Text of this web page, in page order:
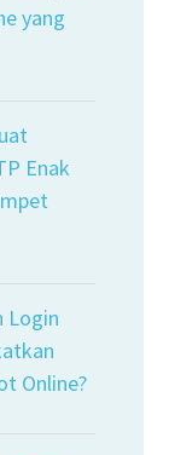
yang
Enak
Login
Online?